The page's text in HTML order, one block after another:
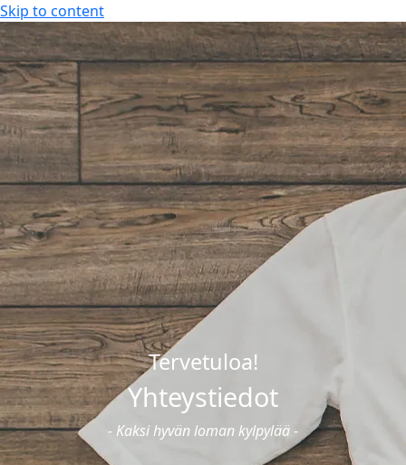
Skip to content
KAKSI HYVäN LOMAN KYLPYLää
FI
FI
KAKSI HYVäN LOMAN KYLPYLää
Kylpylähotelli Rauhalahti
Yhteystiedot & saapuminen
Tervetuloa!
Yhteystiedot
- Kaksi hyvän loman kylpylää -